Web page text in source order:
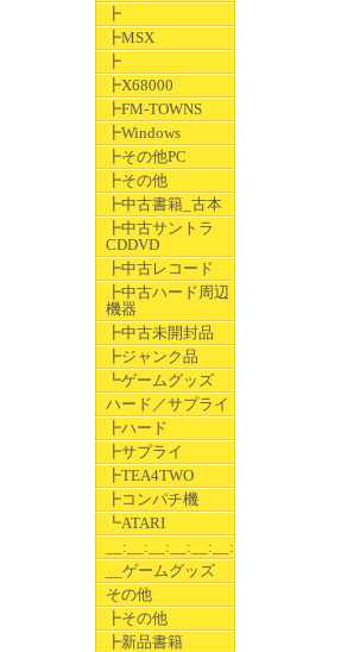
┣
┣MSX
┣
┣X68000
┣FM-TOWNS
┣Windows
┣その他PC
┣その他
┣中古書籍_古本
┣中古サントラ
CDDVD
┣中古レコード
┣中古ハード周辺
機器
┣中古未開封品
┣ジャンク品
┗ゲームグッズ
ハード／サプライ
┣ハード
┣サプライ
┣TEA4TWO
┣コンパチ機
┗ATARI
__:__:__:__:__:__:__
__ゲームグッズ
その他
┣その他
┣新品書籍